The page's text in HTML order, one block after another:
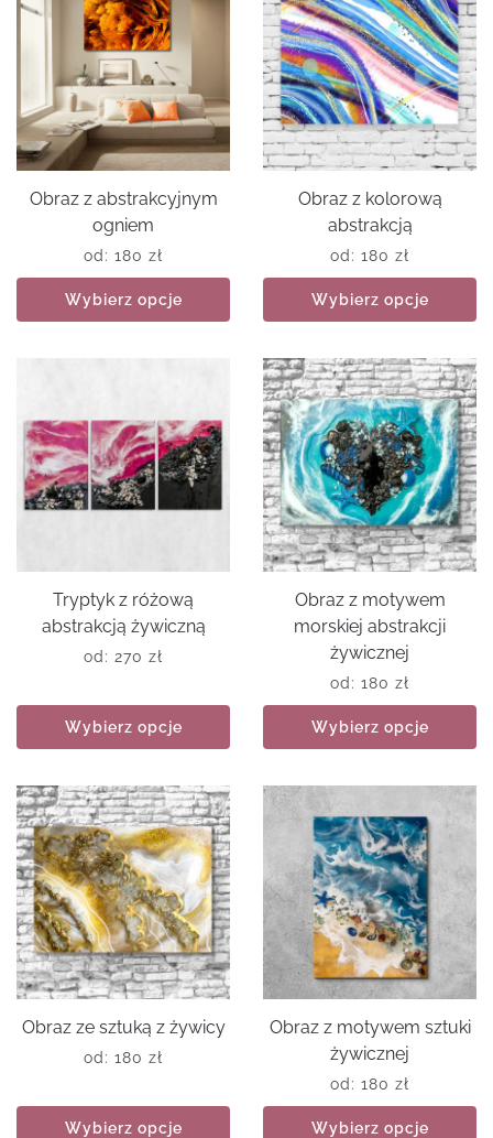
Obraz z abstrakcyjnym
ogniem
od: 180 zł
Wybierz opcje
Obraz z kolorową
abstrakcją
od: 180 zł
Wybierz opcje
Tryptyk z różową
abstrakcją żywiczną
od: 270 zł
Wybierz opcje
Obraz z motywem
morskiej abstrakcji
żywicznej
od: 180 zł
Wybierz opcje
Obraz ze sztuką z żywicy
od: 180 zł
Wybierz opcje
Obraz z motywem sztuki
żywicznej
od: 180 zł
Wybierz opcje